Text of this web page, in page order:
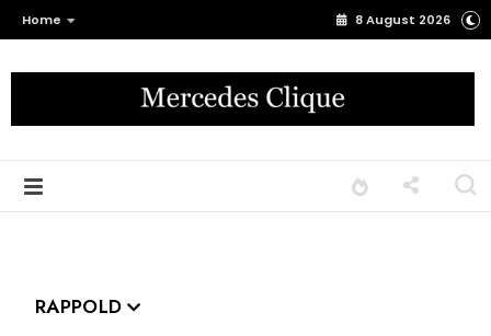
Home 8 August 2026
RAPPOLD